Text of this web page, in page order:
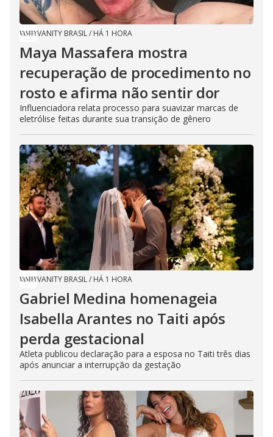
VANITY BRASIL/ HÁ 1 HORA
Maya Massafera mostra
recuperação de procedimento no
rosto e afirma não sentir dor
Influenciadora relata processo para suavizar marcas de
eletrólise feitas durante sua transição de gênero
VANITY BRASIL/ HÁ 1 HORA
Gabriel Medina homenageia
Isabella Arantes no Taiti após
perda gestacional
Atleta publicou declaração para a esposa no Taiti três dias
após anunciar a interrupção da gestação